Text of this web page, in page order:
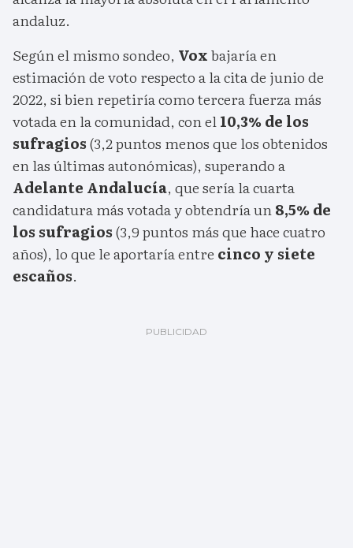
andaluz.
Según el mismo sondeo, Voxbajaría en
estimación de voto respecto a la cita de junio de
2022, si bien repetiría como tercera fuerza más
votada en la comunidad, con el10,3% de los
sufragios(3,2 puntos menos que los obtenidos
en las últimas autonómicas), superando a
Adelante Andalucía, que sería la cuarta
candidatura más votada y obtendría un8,5% de
los sufragios(3,9 puntos más que hace cuatro
años), lo que le aportaría entre cinco y siete
escaños.